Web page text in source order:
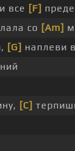
все [F]
со [Am]
[G] наплеви в
[C]